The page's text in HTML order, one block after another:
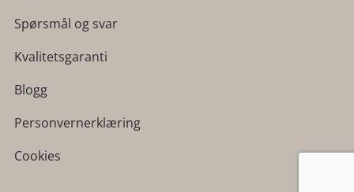
Spørsmål og svar
Kvalitetsgaranti
Blogg
Personvernerklæring
Cookies